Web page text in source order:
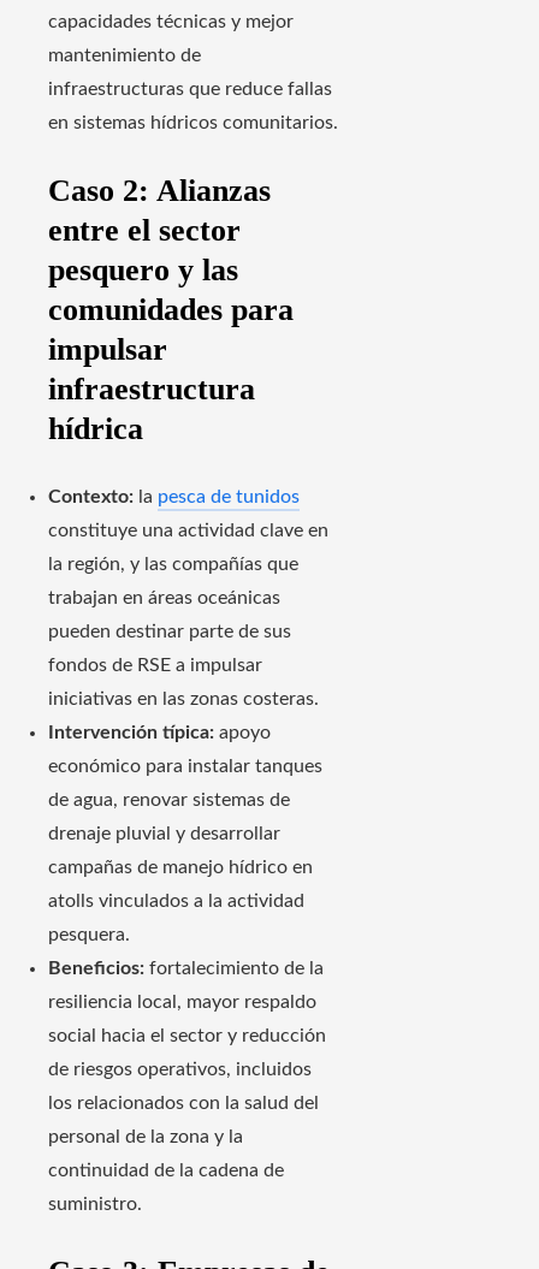
capacidades técnicas y mejor
mantenimiento de
infraestructuras que reduce fallas
en sistemas hídricos comunitarios.
Caso 2: Alianzas
entre el sector
pesquero y las
comunidades para
impulsar
infraestructura
hídrica
Contexto: la pesca de tunidos
constituye una actividad clave en
la región, y las compañías que
trabajan en áreas oceánicas
pueden destinar parte de sus
fondos de RSE a impulsar
iniciativas en las zonas costeras.
Intervención típica: apoyo
económico para instalar tanques
de agua, renovar sistemas de
drenaje pluvial y desarrollar
campañas de manejo hídrico en
atolls vinculados a la actividad
pesquera.
Beneficios: fortalecimiento de la
resiliencia local, mayor respaldo
social hacia el sector y reducción
de riesgos operativos, incluidos
los relacionados con la salud del
personal de la zona y la
continuidad de la cadena de
suministro.